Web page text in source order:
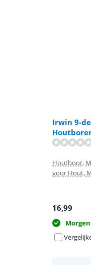
Irwin 9-
Houtboor,
voor Hout,
16,99
Beoordeling